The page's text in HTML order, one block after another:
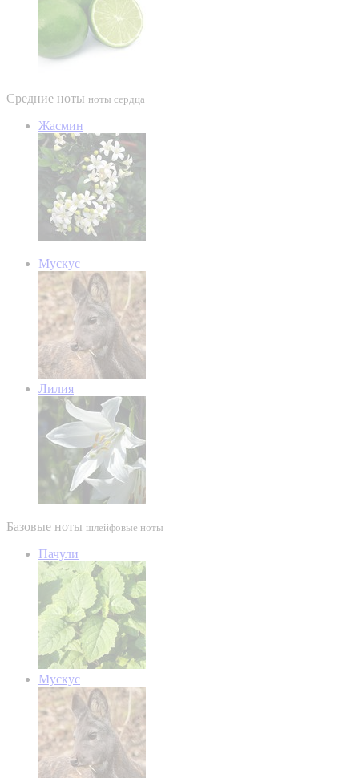
Средние ноты ноты сердца
Жасмин
Мускус
Лилия
Базовые ноты шлейфовые ноты
Пачули
Мускус